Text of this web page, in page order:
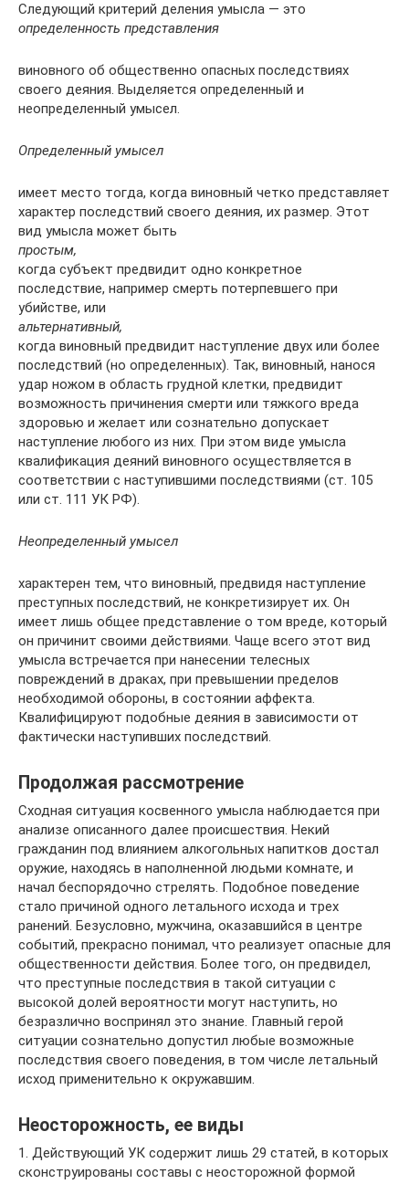
Следующий критерий деления умысла — это
определенность представления
виновного об общественно опасных последствиях
своего деяния. Выделяется определенный и
неопределенный умысел.
Определенный умысел
имеет место тогда, когда виновный четко представляет
характер последствий своего деяния, их размер. Этот
вид умысла может быть
простым,
когда субъект предвидит одно конкретное
последствие, например смерть потерпевшего при
убийстве, или
альтернативный,
когда виновный предвидит наступление двух или более
последствий (но определенных). Так, виновный, нанося
удар ножом в область грудной клетки, предвидит
возможность причинения смерти или тяжкого вреда
здоровью и желает или сознательно допускает
наступление любого из них. При этом виде умысла
квалификация деяний виновного осуществляется в
соответствии с наступившими последствиями (ст. 105
или ст. 111 УК РФ).
Неопределенный умысел
характерен тем, что виновный, предвидя наступление
преступных последствий, не конкретизирует их. Он
имеет лишь общее представление о том вреде, который
он причинит своими действиями. Чаще всего этот вид
умысла встречается при нанесении телесных
повреждений в драках, при превышении пределов
необходимой обороны, в состоянии аффекта.
Квалифицируют подобные деяния в зависимости от
фактически наступивших последствий.
Продолжая рассмотрение
Сходная ситуация косвенного умысла наблюдается при
анализе описанного далее происшествия. Некий
гражданин под влиянием алкогольных напитков достал
оружие, находясь в наполненной людьми комнате, и
начал беспорядочно стрелять. Подобное поведение
стало причиной одного летального исхода и трех
ранений. Безусловно, мужчина, оказавшийся в центре
событий, прекрасно понимал, что реализует опасные для
общественности действия. Более того, он предвидел,
что преступные последствия в такой ситуации с
высокой долей вероятности могут наступить, но
безразлично воспринял это знание. Главный герой
ситуации сознательно допустил любые возможные
последствия своего поведения, в том числе летальный
исход применительно к окружавшим.
Неосторожность, ее виды
1. Действующий УК содержит лишь 29 статей, в которых
сконструированы составы с неосторожной формой